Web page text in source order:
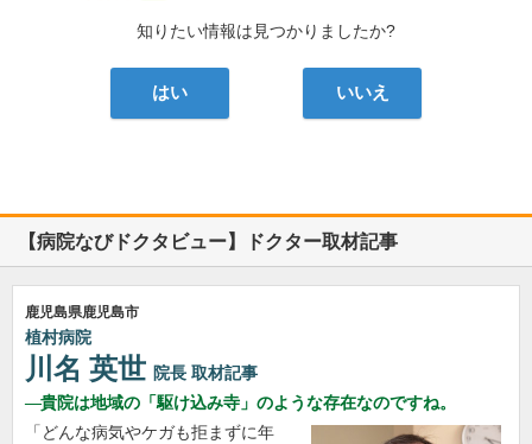
知りたい情報は見つかりましたか?
はい いいえ
【病院なびドクタビュー】ドクター取材記事
鹿児島県鹿児島市
植村病院
川名 英世 院長 取材記事
貴院は地域の「駆け込み寺」のような存在なのですね。
「どんな病気やケガも拒まずに年